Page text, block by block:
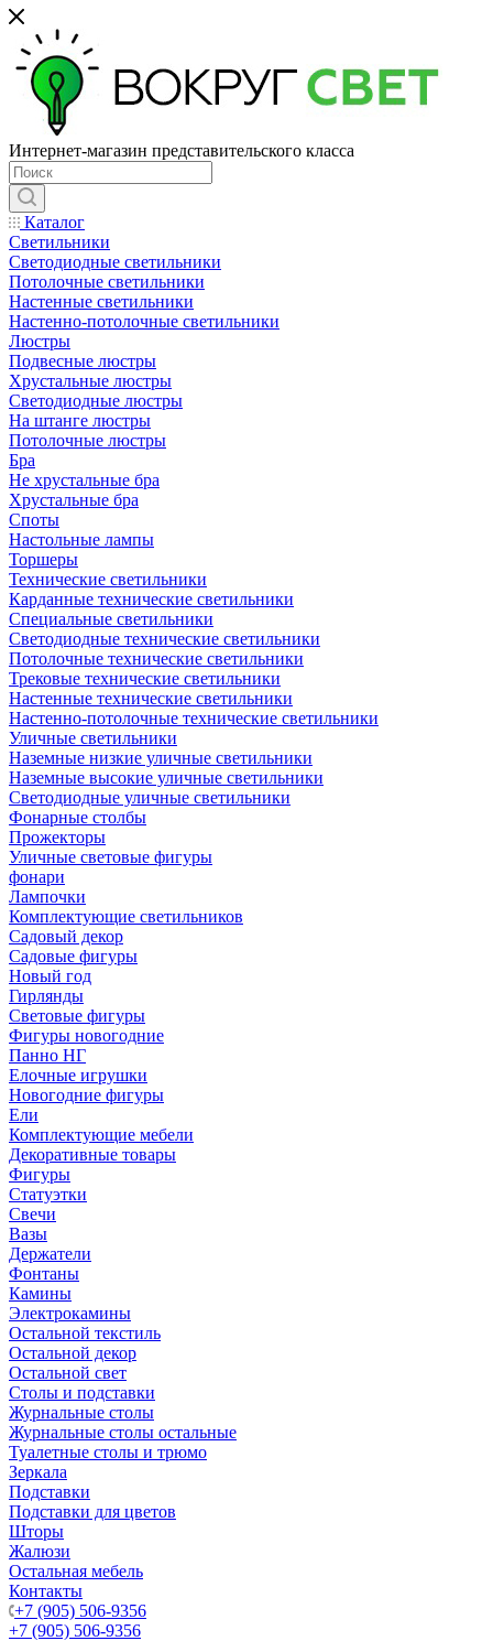
Интернет-магазин представительского класса
Каталог
Светильники
Светодиодные светильники
Потолочные светильники
Настенные светильники
Настенно-потолочные светильники
Люстры
Подвесные люстры
Хрустальные люстры
Светодиодные люстры
На штанге люстры
Потолочные люстры
Бра
Не хрустальные бра
Хрустальные бра
Споты
Настольные лампы
Торшеры
Технические светильники
Карданные технические светильники
Специальные светильники
Светодиодные технические светильники
Потолочные технические светильники
Трековые технические светильники
Настенные технические светильники
Настенно-потолочные технические светильники
Уличные светильники
Наземные низкие уличные светильники
Наземные высокие уличные светильники
Светодиодные уличные светильники
Фонарные столбы
Прожекторы
Уличные световые фигуры
фонари
Лампочки
Комплектующие светильников
Садовый декор
Садовые фигуры
Новый год
Гирлянды
Световые фигуры
Фигуры новогодние
Панно НГ
Елочные игрушки
Новогодние фигуры
Ели
Комплектующие мебели
Декоративные товары
Фигуры
Статуэтки
Свечи
Вазы
Держатели
Фонтаны
Камины
Электрокамины
Остальной текстиль
Остальной декор
Остальной свет
Столы и подставки
Журнальные столы
Журнальные столы остальные
Туалетные столы и трюмо
Зеркала
Подставки
Подставки для цветов
Шторы
Жалюзи
Остальная мебель
Контакты
+7 (905) 506-9356
+7 (905) 506-9356